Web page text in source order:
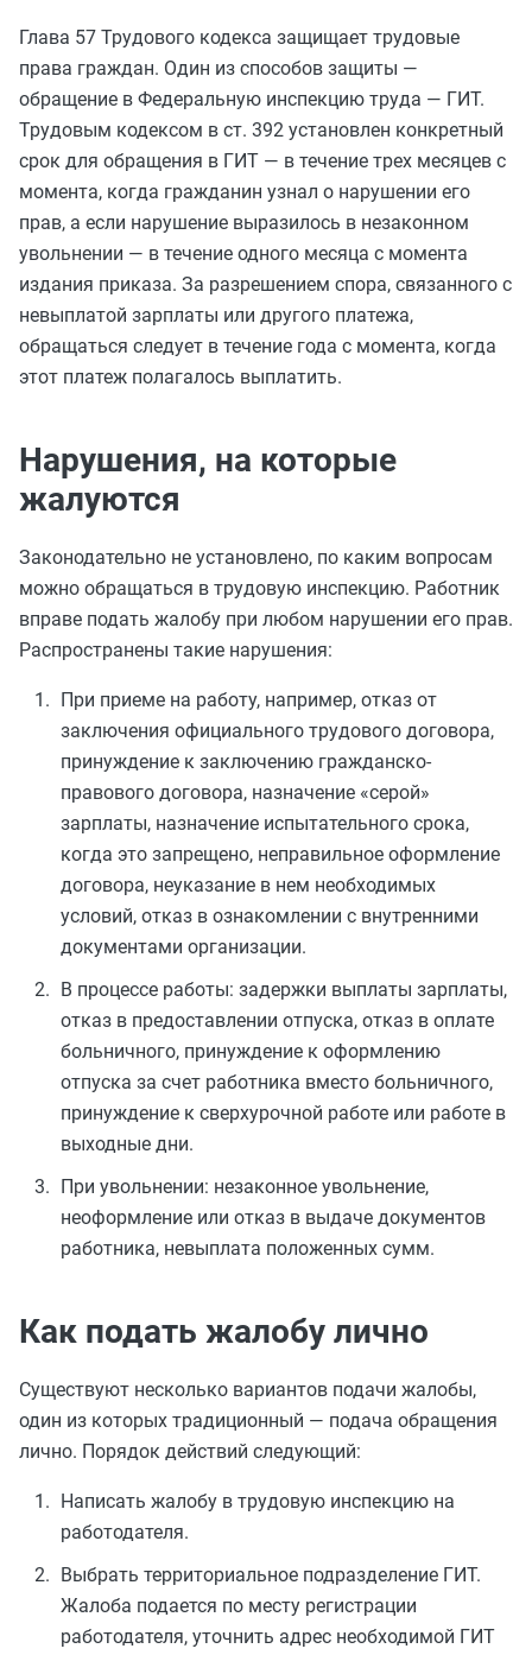
Глава 57 Трудового кодекса защищает трудовые
права граждан. Один из способов защиты —
обращение в Федеральную инспекцию труда — ГИТ.
Трудовым кодексом в ст. 392 установлен конкретный
срок для обращения в ГИТ — в течение трех месяцев с
момента, когда гражданин узнал о нарушении его
прав, а если нарушение выразилось в незаконном
увольнении — в течение одного месяца с момента
издания приказа. За разрешением спора, связанного с
невыплатой зарплаты или другого платежа,
обращаться следует в течение года с момента, когда
этот платеж полагалось выплатить.
Нарушения, на которые
жалуются
Законодательно не установлено, по каким вопросам
можно обращаться в трудовую инспекцию. Работник
вправе подать жалобу при любом нарушении его прав.
Распространены такие нарушения:
При приеме на работу, например, отказ от
заключения официального трудового договора,
принуждение к заключению гражданско-
правового договора, назначение «серой»
зарплаты, назначение испытательного срока,
когда это запрещено, неправильное оформление
договора, неуказание в нем необходимых
условий, отказ в ознакомлении с внутренними
документами организации.
В процессе работы: задержки выплаты зарплаты,
отказ в предоставлении отпуска, отказ в оплате
больничного, принуждение к оформлению
отпуска за счет работника вместо больничного,
принуждение к сверхурочной работе или работе в
выходные дни.
При увольнении: незаконное увольнение,
неоформление или отказ в выдаче документов
работника, невыплата положенных сумм.
Как подать жалобу лично
Существуют несколько вариантов подачи жалобы,
один из которых традиционный — подача обращения
лично. Порядок действий следующий:
Написать жалобу в трудовую инспекцию на
работодателя.
Выбрать территориальное подразделение ГИТ.
Жалоба подается по месту регистрации
работодателя, уточнить адрес необходимой ГИТ